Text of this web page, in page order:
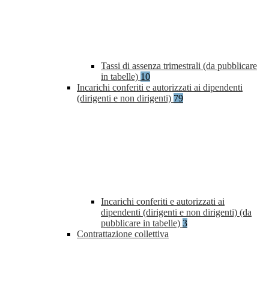
Tassi di assenza trimestrali (da pubblicare
in tabelle) 10
Incarichi conferiti e autorizzati ai dipendenti
(dirigenti e non dirigenti) 79
Incarichi conferiti e autorizzati ai
dipendenti (dirigenti e non dirigenti) (da
pubblicare in tabelle) 3
Contrattazione collettiva